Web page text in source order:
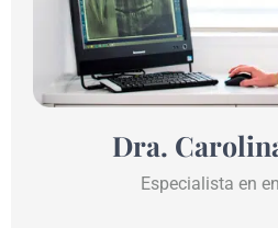
Dra.
Especialista en